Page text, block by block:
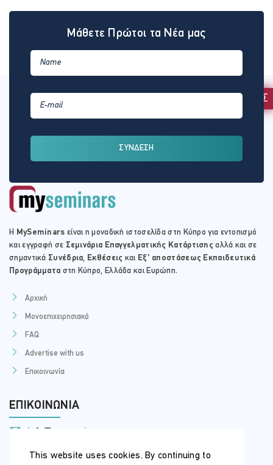
This website uses cookies. By continuing to
ΕΚΔΗΛΩΣΗ ΕΝΔΙΑΦΕΡΟΝΤΟΣ
Μάθετε Πρώτοι τα Νέα μας
ΣΥΝΔΕΣΗ
Η MySeminars είναι η μοναδική ιστοσελίδα στη Κύπρο για εντοπισμό
και εγγραφή σε Σεμινάρια Επαγγελματικής Κατάρτισης αλλά και σε
σημαντικά Συνέδρια, Εκθέσεις και Εξ' αποστάσεως Εκπαιδευτικά
Προγράμματα στη Κύπρο, Ελλάδα και Ευρώπη.
Αρχική
Μονοεπιχειρησιακά
FAQ
Advertise with us
Επικοινωνία
ΕΠΙΚΟΙΝΩΝΊΑ
info@myseminars.com.cy
+357 99 398 200